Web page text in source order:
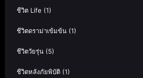
ชีวิต Life (1)
ชีวิตดราม่าเข้มข้น (1)
ชีวิตวัยรุ่น (5)
ชีวิตหลังภัยพิบัติ (1)